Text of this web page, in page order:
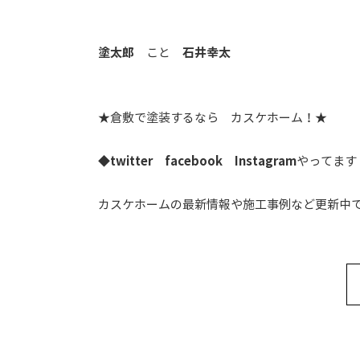
塗太郎 こと 石井幸太
★倉敷で塗装するなら カスケホーム！★
◆twitter facebook Instagramやってます
カスケホームの最新情報や施工事例など更新中